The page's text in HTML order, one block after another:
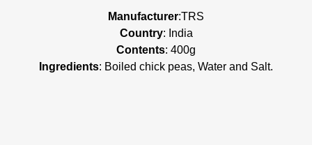
Manufacturer:TRS
Country: India
Contents: 400g
Ingredients: Boiled chick peas, Water and Salt.